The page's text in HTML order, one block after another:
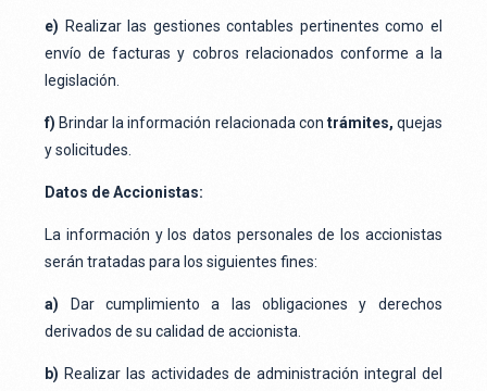
e) Realizar las gestiones contables pertinentes como el
envío de facturas y cobros relacionados conforme a la
legislación.
f) Brindar la información relacionada con trámites, quejas
y solicitudes.
Datos de Accionistas:
La información y los datos personales de los accionistas
serán tratadas para los siguientes fines:
a) Dar cumplimiento a las obligaciones y derechos
derivados de su calidad de accionista.
b) Realizar las actividades de administración integral del